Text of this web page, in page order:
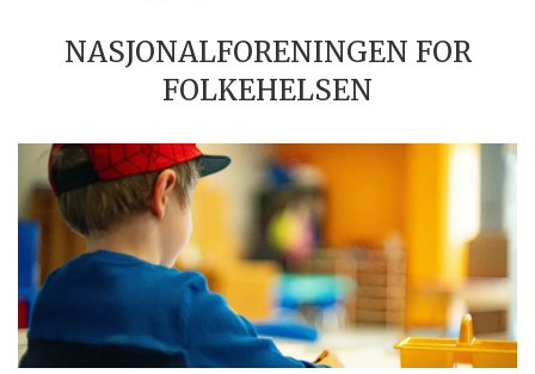
NASJONALFORENINGEN FOR
FOLKEHELSEN